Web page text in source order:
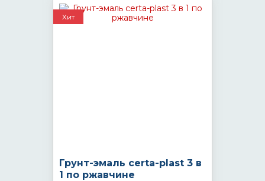
Хит
Грунт-эмаль certa-plast 3 в
1 по ржавчине